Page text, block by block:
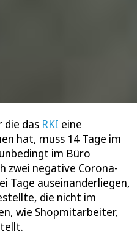
die das RKI eine
hat, muss 14 Tage im
im Büro
zwei negative Corona-
Tage auseinanderliegen,
die nicht im
wie Shopmitarbeiter,